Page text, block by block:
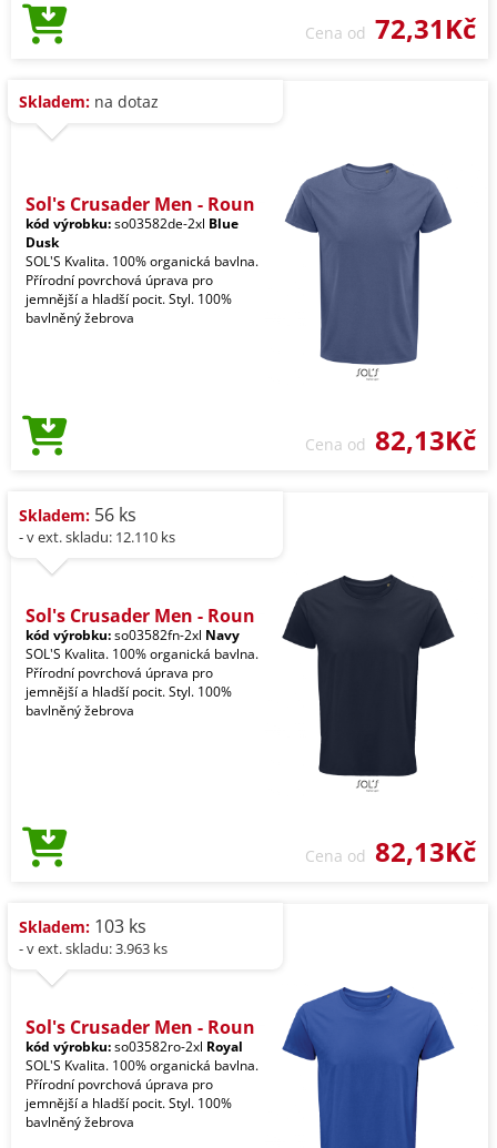
Cena od 72,31Kč
Skladem: na dotaz
Sol's Crusader Men - Roun
kód výrobku:so03582de-2xl Blue
Dusk
SOL'S Kvalita. 100% organická bavlna.
Přírodní povrchová úprava pro
jemnější a hladší pocit. Styl. 100%
bavlněný žebrova
Cena od 82,13Kč
Skladem: 56 ks
- v ext. skladu: 12.110 ks
Sol's Crusader Men - Roun
kód výrobku:so03582fn-2xl Navy
SOL'S Kvalita. 100% organická bavlna.
Přírodní povrchová úprava pro
jemnější a hladší pocit. Styl. 100%
bavlněný žebrova
Cena od 82,13Kč
Skladem: 103 ks
- v ext. skladu: 3.963 ks
Sol's Crusader Men - Roun
kód výrobku:so03582ro-2xl Royal
SOL'S Kvalita. 100% organická bavlna.
Přírodní povrchová úprava pro
jemnější a hladší pocit. Styl. 100%
bavlněný žebrova